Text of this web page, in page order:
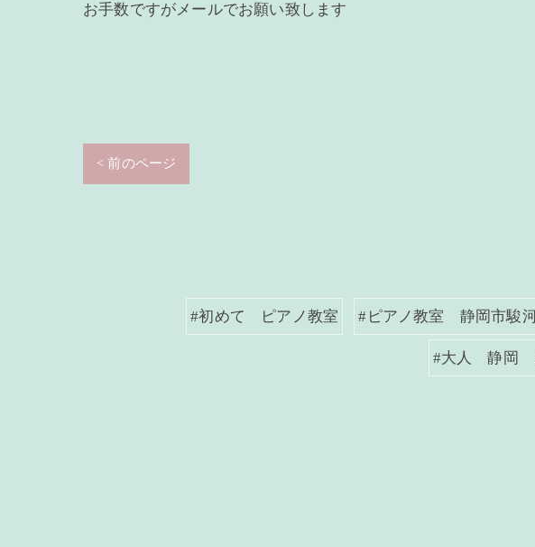
お手数ですがメールでお願い致します
< 前のページ
#初めて ピアノ教室 #ピアノ教室 静岡市駿
#大人 静岡